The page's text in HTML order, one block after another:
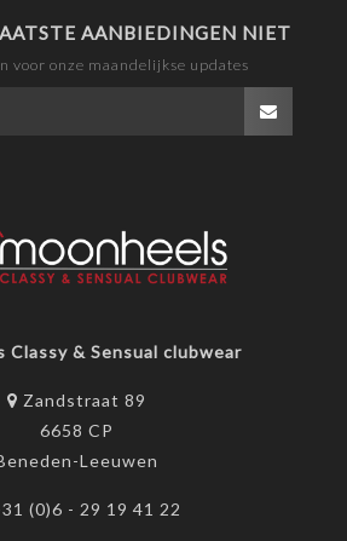
AANBIEDINGEN NIET
voor onze maandelijkse updates
Classy & Sensual clubwear
Zandstraat 89
6658 CP
Leeuwen
(0)6 - 29 19 41 22